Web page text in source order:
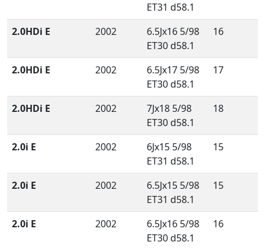
ET31 d58.1
2.0HDi E 2002
6.5Jx16 5/98
ET30 d58.1
16
2.0HDi E 2002
6.5Jx17 5/98
ET30 d58.1
17
2.0HDi E 2002
7Jx18 5/98
ET30 d58.1
18
2.0i E 2002
6Jx15 5/98
ET31 d58.1
15
2.0i E 2002
6.5Jx15 5/98
ET31 d58.1
15
2.0i E 2002
6.5Jx16 5/98
ET30 d58.1
16